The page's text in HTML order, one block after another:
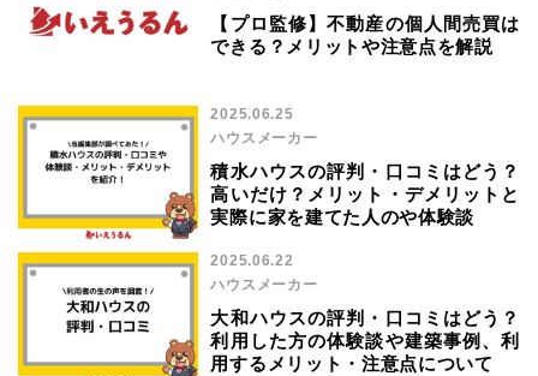
【プロ監修】不動産の個人間売買は
できる？メリットや注意点を解説
積水ハウスの評判・口コミはどう？
高いだけ？メリット・デメリットと
実際に家を建てた人のや体験談
2025.06.25
ハウスメーカー
大和ハウスの評判・口コミはどう？
利用した方の体験談や建築事例、利
用するメリット・注意点について
2025.06.22
ハウスメーカー